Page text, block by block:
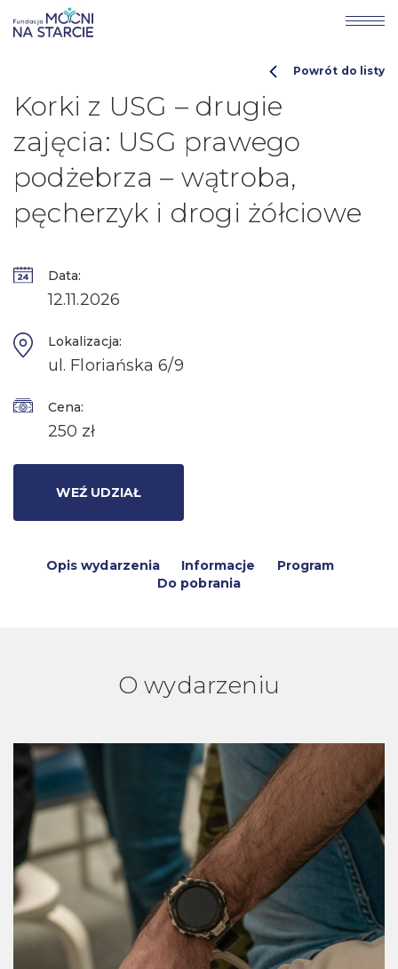
Korki z USG – drugie
zajęcia: USG prawego
podżebrza – wątroba,
pęcherzyk i drogi żółciowe
Powrót do listy
Data:
12.11.2026
Lokalizacja:
ul. Floriańska 6/9
Cena:
250 zł
WEŹ UDZIAŁ
Opis wydarzenia Informacje
Program
Do pobrania
O wydarzeniu